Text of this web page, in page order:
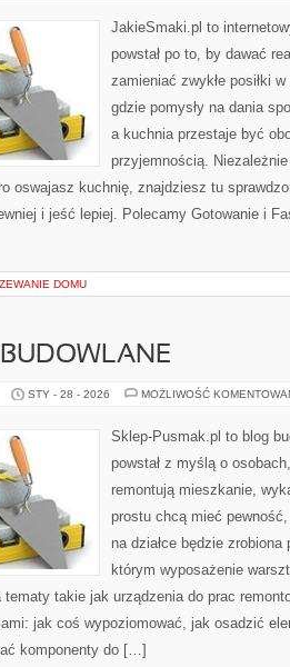
JakieSmaki.pl to
powstał po to, by dawać
zamieniać zwykłe posiłki
gdzie pomysły na dania
a kuchnia przestaje być
przyjemnością.
oswajasz kuchnię, znajdziesz tu
i jeść lepiej. Polecamy Gotowanie i
DOMU
STY - 28 - 2026 MOŻLIWOŚĆ
Sklep-Pusmak.pl to blog
powstał z myślą o
remontują mieszkanie,
prostu chcą mieć
na działce będzie
którym wyposażenie
takie jak urządzenia do prac
jak coś wypoziomować, jak osadzić
komponenty do […]